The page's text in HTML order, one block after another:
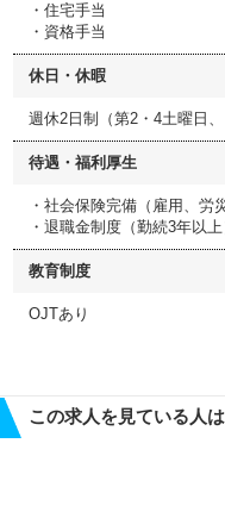
・住宅手当
・資格手当
休日・休暇
週休2日制（第2・4土曜日、
待遇・福利厚生
・社会保険完備（雇用、労
・退職金制度（勤続3年以上
教育制度
OJTあり
この求人を見ている人